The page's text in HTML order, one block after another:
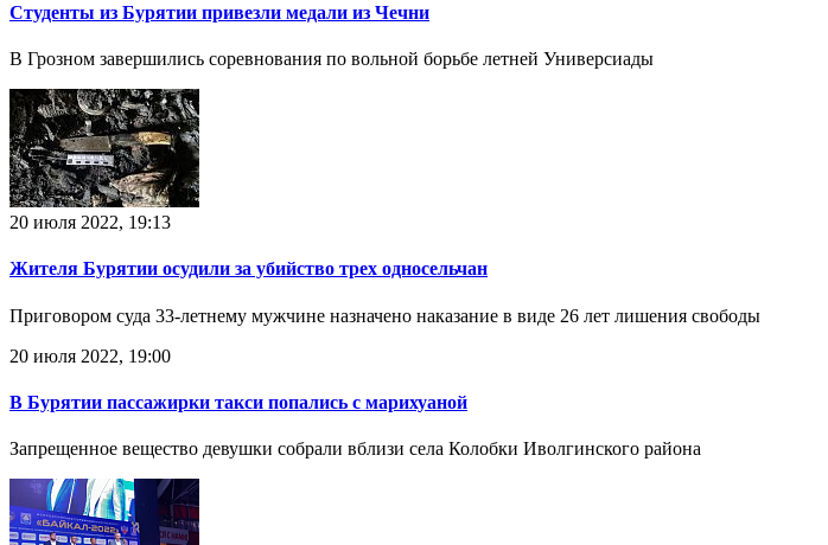
Студенты из Бурятии привезли медали из Чечни
В Грозном завершились соревнования по вольной борьбе летней Универсиады
20 июля 2022, 19:13
Жителя Бурятии осудили за убийство трех односельчан
Приговором суда 33-летнему мужчине назначено наказание в виде 26 лет лишения свободы
20 июля 2022, 19:00
В Бурятии пассажирки такси попались с марихуаной
Запрещенное вещество девушки собрали вблизи села Колобки Иволгинского района